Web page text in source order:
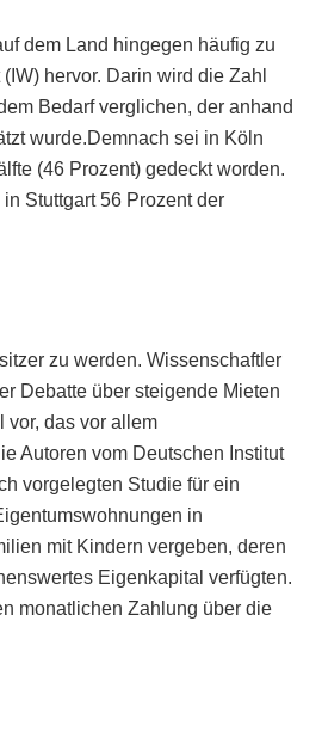
dem Land hingegen häufig zu
hervor. Darin wird die Zahl
Bedarf verglichen, der anhand
wurde.Demnach sei in Köln
(46 Prozent) gedeckt worden.
Stuttgart 56 Prozent der
zu werden. Wissenschaftler
Debatte über steigende Mieten
vor, das vor allem
Autoren vom Deutschen Institut
vorgelegten Studie für ein
in
mit Kindern vergeben, deren
Eigenkapital verfügten.
monatlichen Zahlung über die